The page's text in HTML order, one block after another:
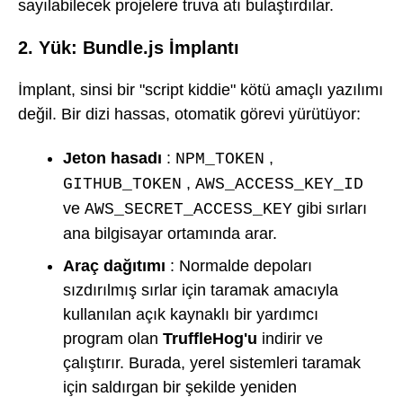
sayılabilecek projelere truva atı bulaştırdılar.
2. Yük: Bundle.js İmplantı
İmplant, sinsi bir "script kiddie" kötü amaçlı yazılımı
değil. Bir dizi hassas, otomatik görevi yürütüyor:
Jeton hasadı : NPM_TOKEN ,
GITHUB_TOKEN , AWS_ACCESS_KEY_ID
ve AWS_SECRET_ACCESS_KEY gibi sırları
ana bilgisayar ortamında arar.
Araç dağıtımı : Normalde depoları
sızdırılmış sırlar için taramak amacıyla
kullanılan açık kaynaklı bir yardımcı
program olan TruffleHog'u indirir ve
çalıştırır. Burada, yerel sistemleri taramak
için saldırgan bir şekilde yeniden